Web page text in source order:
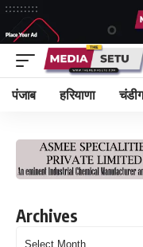
पंजाब हरियाणा
Archives